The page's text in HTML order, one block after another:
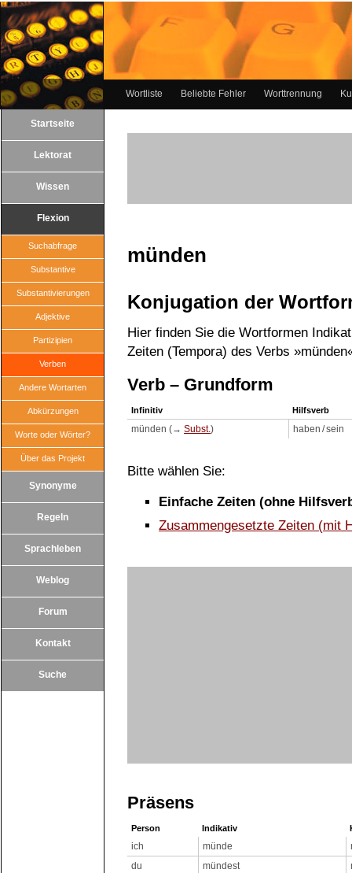
Wortliste Beliebte Fehler Worttrennung
Startseite
Lektorat
Wissen
Flexion
Suchabfrage
Substantive
Substantivierungen
Adjektive
Partizipien
Verben
Andere Wortarten
Abkürzungen
Worte oder Wörter?
Über das Projekt
Synonyme
Regeln
Sprachleben
Weblog
Forum
Kontakt
Suche
münden
Konjugation der
Hier finden Sie die Wortformen
Zeiten (Tempora) des Verbs
Verb – Grundform
Infinitiv Hilfsverb
münden (→ Subst.) haben / sein
Bitte wählen Sie:
Einfache Zeiten (ohne
Zusammengesetzte Zeiten (mit
Präsens
Person Indikativ
ich münde
du
mündest